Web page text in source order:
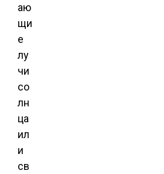
аю
щи
е
лу
чи
со
лн
ца
ил
и
св